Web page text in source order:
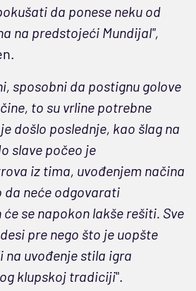
da ponese neku od
na predstojeći Mundijal",
sposobni da postignu golove
to su vrline potrebne
došlo poslednje, kao šlag na
slave počeo je
iz tima, uvođenjem načina
da neće odgovarati
se napokon lakše rešiti. Sve
pre nego što je uopšte
na uvođenje stila igra
klupskoj tradiciji".